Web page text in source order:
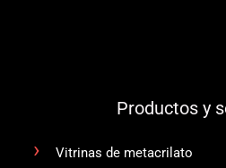
Productos y
Vitrinas de metacrilato